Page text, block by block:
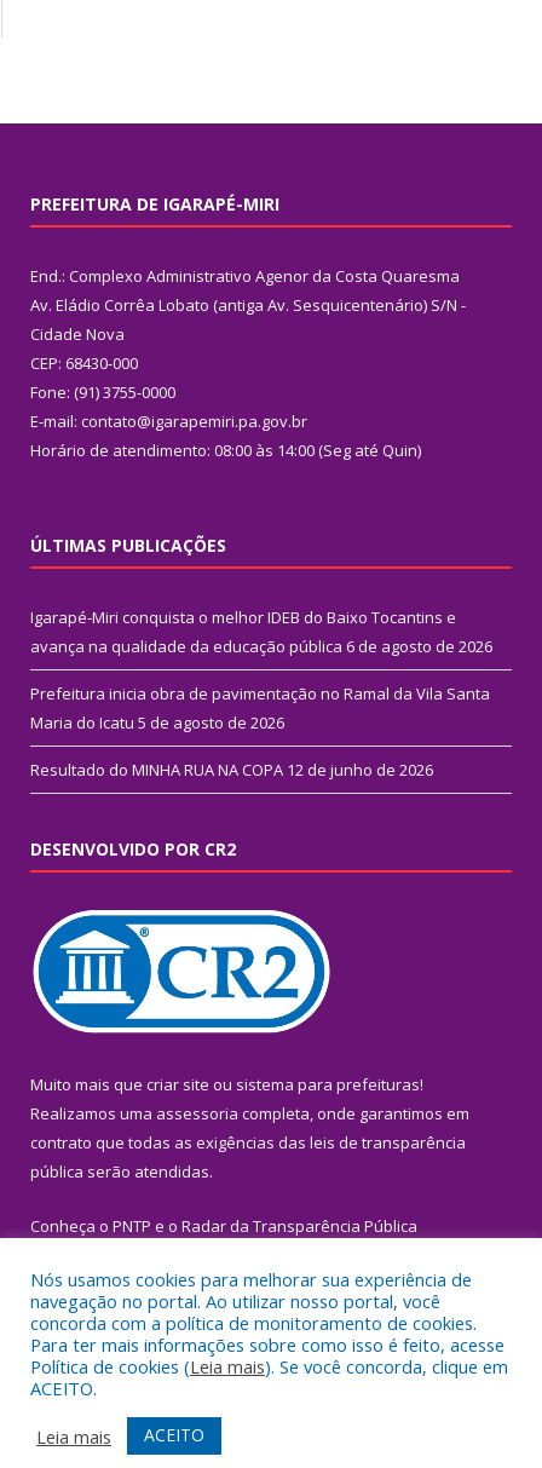
PREFEITURA DE IGARAPÉ-MIRI
End.: Complexo Administrativo Agenor da Costa Quaresma
Av. Eládio Corrêa Lobato (antiga Av. Sesquicentenário) S/N -
Cidade Nova
CEP: 68430-000
Fone: (91) 3755-0000
E-mail: contato@igarapemiri.pa.gov.br
Horário de atendimento: 08:00 às 14:00 (Seg até Quin)
ÚLTIMAS PUBLICAÇÕES
Igarapé-Miri conquista o melhor IDEB do Baixo Tocantins e
avança na qualidade da educação pública 6 de agosto de 2026
Prefeitura inicia obra de pavimentação no Ramal da Vila Santa
Maria do Icatu 5 de agosto de 2026
Resultado do MINHA RUA NA COPA 12 de junho de 2026
DESENVOLVIDO POR CR2
Muito mais que criar site ou sistema para prefeituras!
Realizamos uma assessoria completa, onde garantimos em
contrato que todas as exigências das leis de transparência
pública serão atendidas.
Conheça o PNTP e o Radar da Transparência Pública
Todos os direitos reservados a Prefeitura Municipal de Igarapé-
Miri.
Mapa do Site
Acessar Área Administrativa
Acessar Webmail
Nós usamos cookies para melhorar sua experiência de
navegação no portal. Ao utilizar nosso portal, você
concorda com a política de monitoramento de cookies.
Para ter mais informações sobre como isso é feito, acesse
Política de cookies (Leia mais). Se você concorda, clique em
ACEITO.
Leia mais
ACEITO